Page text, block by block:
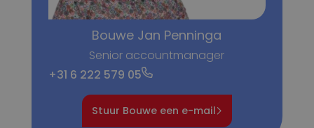
Bouwe Jan Penninga
Senior accountmanager
+31 6 222 579 05
Stuur Bouwe een e-mail